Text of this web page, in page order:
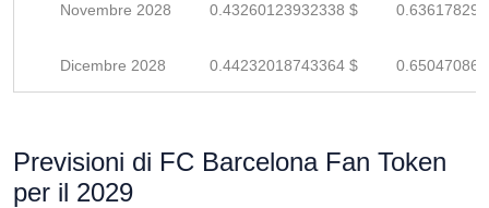
Novembre 2028 0.43260123932338 $
Dicembre 2028 0.44232018743364 $
Previsioni di FC Barcelona Fan Token
per il 2029